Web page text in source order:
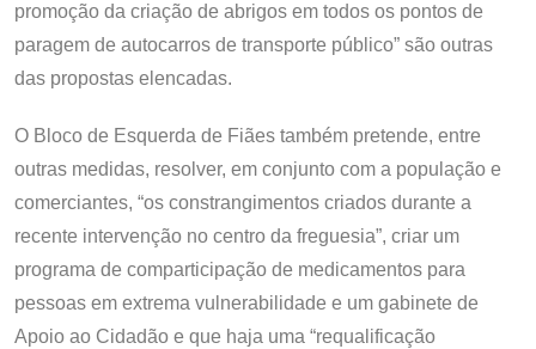
promoção da criação de abrigos em todos os pontos de
paragem de autocarros de transporte público” são outras
das propostas elencadas.
O Bloco de Esquerda de Fiães também pretende, entre
outras medidas, resolver, em conjunto com a população e
comerciantes, “os constrangimentos criados durante a
recente intervenção no centro da freguesia”, criar um
programa de comparticipação de medicamentos para
pessoas em extrema vulnerabilidade e um gabinete de
Apoio ao Cidadão e que haja uma “requalificação